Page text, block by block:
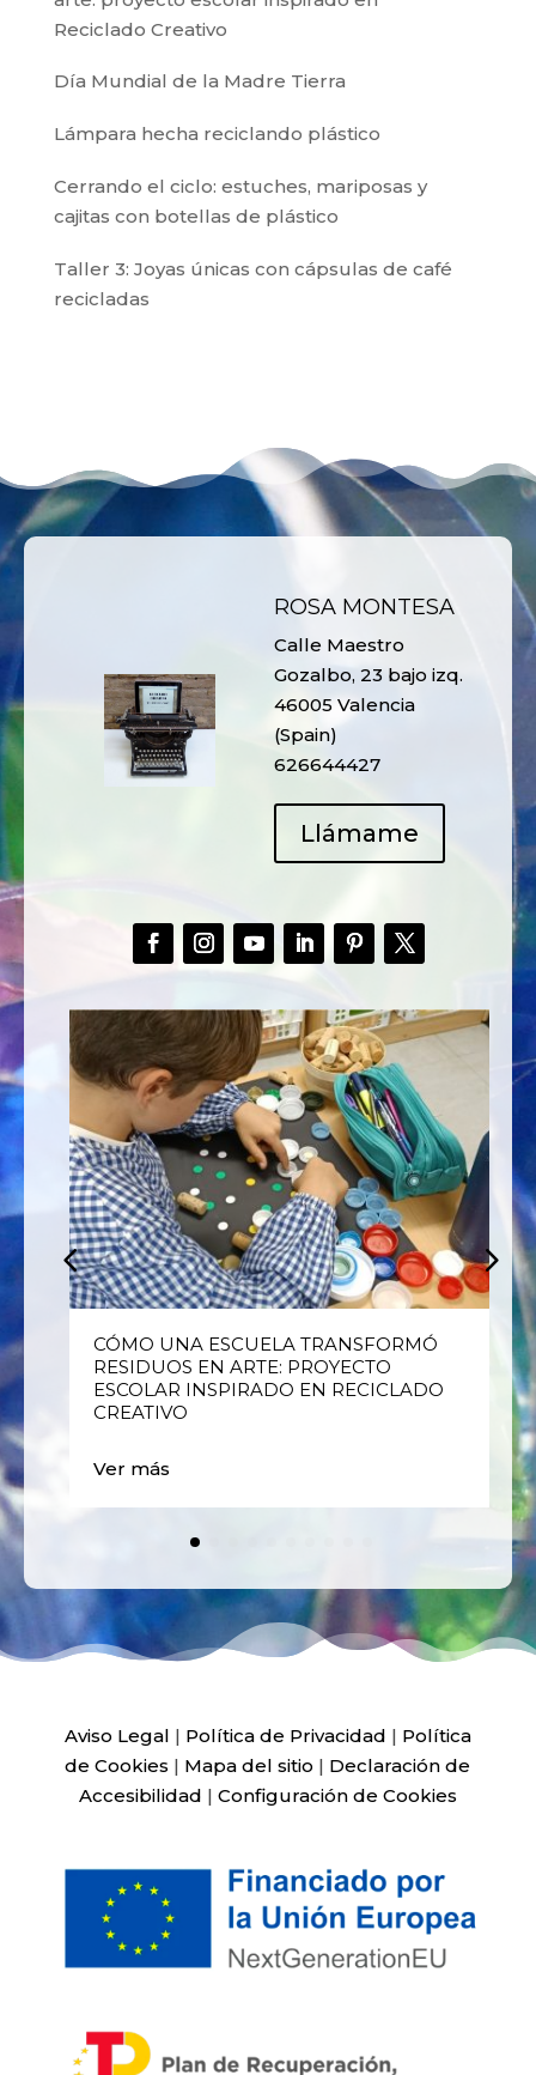
Reciclado Creativo
Día Mundial de la Madre Tierra
Lámpara hecha reciclando plástico
Cerrando el ciclo: estuches, mariposas y
cajitas con botellas de plástico
Taller 3: Joyas únicas con cápsulas de café
recicladas
ROSA MONTESA
Calle Maestro
Gozalbo, 23 bajo izq.
46005 Valencia
(Spain)
626644427
Llámame
CÓMO UNA ESCUELA TRANSFORMÓ
RESIDUOS EN ARTE: PROYECTO
ESCOLAR INSPIRADO EN RECICLADO
CREATIVO
Ver más
Aviso Legal | Política de Privacidad | Política
de Cookies | Mapa del sitio | Declaración de
Accesibilidad | Configuración de Cookies